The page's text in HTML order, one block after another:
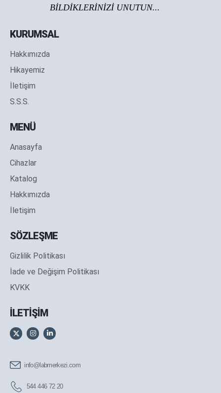
BİLDİKLERİNİZİ UNUTUN...
KURUMSAL
Hakkımızda
Hikayemiz
İletişim
S.S.S.
MENÜ
Anasayfa
Cihazlar
Katalog
Hakkımızda
İletişim
SÖZLEŞME
Gizlilik Politikası
İade ve Değişim Politikası
KVKK
İLETİŞİM
info@labmerkezi.com
544 446 72 20